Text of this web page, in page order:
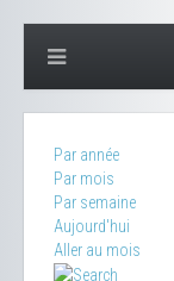
Par année
Par mois
Par semaine
Aujourd'hui
Aller au mois